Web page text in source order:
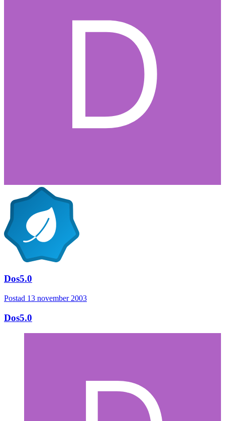
Dos5.0
Postad 13 november 2003
Dos5.0